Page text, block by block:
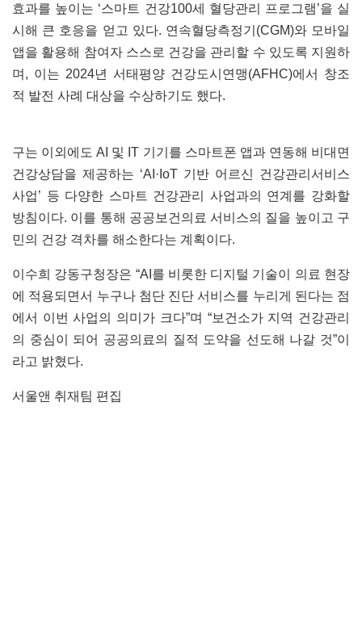
효과를 높이는 ‘스마트 건강100세 혈당관리 프로그램’을 실
시해 큰 호응을 얻고 있다. 연속혈당측정기(CGM)와 모바일
앱을 활용해 참여자 스스로 건강을 관리할 수 있도록 지원하
며, 이는 2024년 서태평양 건강도시연맹(AFHC)에서 창조
적 발전 사례 대상을 수상하기도 했다.
구는 이외에도 AI 및 IT 기기를 스마트폰 앱과 연동해 비대면
건강상담을 제공하는 ‘AI·IoT 기반 어르신 건강관리서비스
사업’ 등 다양한 스마트 건강관리 사업과의 연계를 강화할
방침이다. 이를 통해 공공보건의료 서비스의 질을 높이고 구
민의 건강 격차를 해소한다는 계획이다.
이수희 강동구청장은 “AI를 비롯한 디지털 기술이 의료 현장
에 적용되면서 누구나 첨단 진단 서비스를 누리게 된다는 점
에서 이번 사업의 의미가 크다”며 “보건소가 지역 건강관리
의 중심이 되어 공공의료의 질적 도약을 선도해 나갈 것”이
라고 밝혔다.
서울앤 취재팀 편집